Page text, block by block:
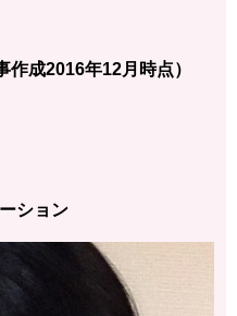
成2016年12月時点）
ション